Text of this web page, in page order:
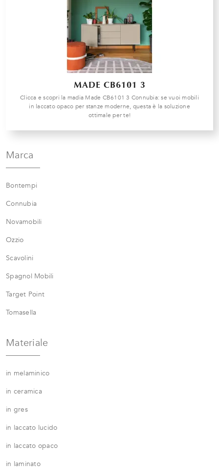
MADE CB6101 3
Clicca e scopri la madia Made CB6101 3 Connubia: se vuoi mobili
in laccato opaco per stanze moderne, questa è la soluzione
ottimale per te!
Marca
Bontempi
Connubia
Novamobili
Ozzio
Scavolini
Spagnol Mobili
Target Point
Tomasella
Materiale
in melaminico
in ceramica
in gres
in laccato lucido
in laccato opaco
in laminato